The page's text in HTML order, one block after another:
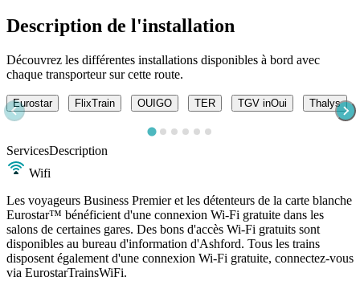
Description de l'installation
Découvrez les différentes installations disponibles à bord avec
chaque transporteur sur cette route.
Eurostar FlixTrain OUIGO TER TGV inOui Thalys
ServicesDescription
Wifi
Les voyageurs Business Premier et les détenteurs de la carte blanche
Eurostar™ bénéficient d'une connexion Wi-Fi gratuite dans les
salons de certaines gares. Des bons d'accès Wi-Fi gratuits sont
disponibles au bureau d'information d'Ashford. Tous les trains
disposent également d'une connexion Wi-Fi gratuite, connectez-vous
via EurostarTrainsWiFi.